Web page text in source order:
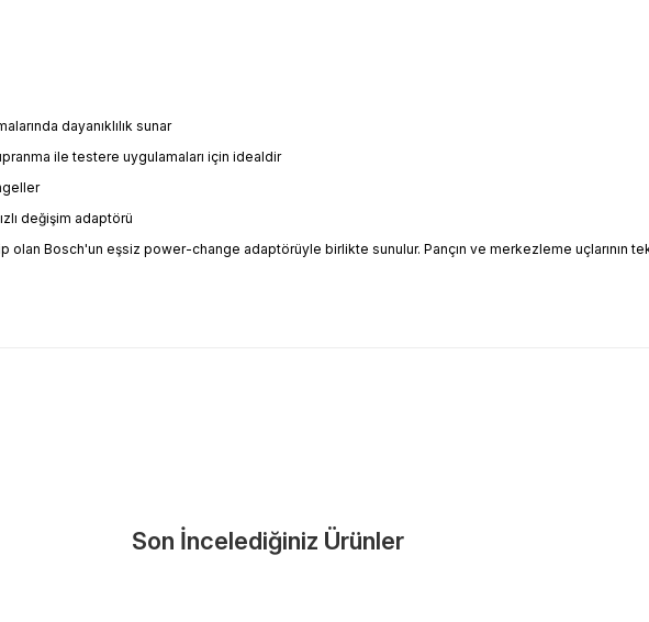
dayanıklılık sunar
ile testere uygulamaları için idealdir
değişim adaptörü
Bosch'un eşsiz power-change adaptörüyle birlikte sunulur. Pançın ve merkezleme uçlarının
Güvenle Satın Alın
ürünlerimiz üretici firma garantisi altındadır. Size en yakın servisi kolayca bulun.
Yorum Yaz
Son İncelediğiniz Ürünler